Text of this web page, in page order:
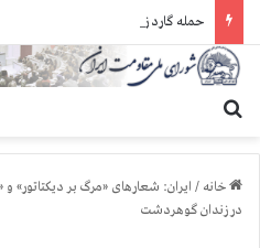
خانه / ایران: شعارهای «مرگ بر دیکتاتور»
در زندان گوهردشت